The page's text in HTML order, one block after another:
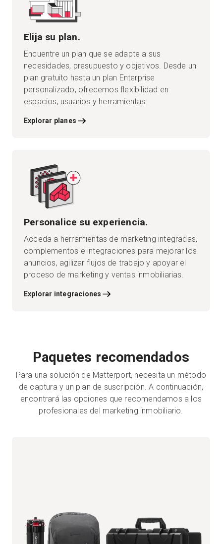
Elija su plan.
Encuentre un plan que se adapte a sus
necesidades, presupuesto y objetivos. Desde un
plan gratuito hasta un plan Enterprise
personalizado, ofrecemos flexibilidad en
espacios, usuarios y herramientas.
Explorar planes
Personalice su experiencia.
Acceda a herramientas de marketing integradas,
complementos e integraciones para mejorar los
anuncios, agilizar flujos de trabajo y apoyar el
proceso de marketing y ventas inmobiliarias.
Explorar integraciones
Paquetes recomendados
Para una solución de Matterport, necesita un método
de captura y un plan de suscripción. A continuación,
encontrará las opciones que recomendamos a los
profesionales del marketing inmobiliario.